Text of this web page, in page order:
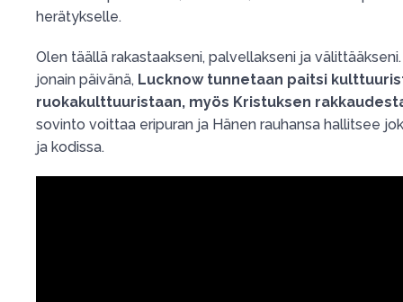
herätykselle.
Olen täällä rakastaakseni, palvellakseni ja
jonain päivänä, Lucknow tunnetaan paitsi
ruokakulttuuristaan, myös Kristuksen
sovinto voittaa eripuran ja Hänen rauhansa hallitsee
ja kodissa.